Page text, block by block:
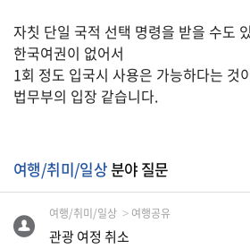
미
국
생
활
질
문
하
자칫 단일 국적 선택 명령을 받을 수도
한국여권이 없어서
1회 정도 입국시 사용은 가능하다는 것
법무부의 입장 같습니다.
여행/취미/일상분야 질문
여행/취미/일상 여행공유
관광 여정 취소